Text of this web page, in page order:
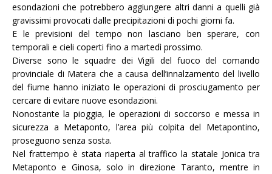
esondazioni che potrebbero aggiungere altri danni a quelli già
gravissimi provocati dalle precipitazioni di pochi giorni fa.
E le previsioni del tempo non lasciano ben sperare, con
temporali e cieli coperti fino a martedì prossimo.
Diverse sono le squadre dei Vigili del fuoco del comando
provinciale di Matera che a causa dell’innalzamento del livello
del fiume hanno iniziato le operazioni di prosciugamento per
cercare di evitare nuove esondazioni.
Nonostante la pioggia, le operazioni di soccorso e messa in
sicurezza a Metaponto, l’area più colpita del Metapontino,
proseguono senza sosta.
Nel frattempo è stata riaperta al traffico la statale Jonica tra
Metaponto e Ginosa, solo in direzione Taranto, mentre in